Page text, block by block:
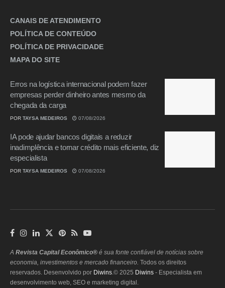
CANAIS DE ATENDIMENTO
POLÍTICA DE CONTEÚDO
POLÍTICA DE PRIVACIDADE
MAPA DO SITE
Erros na logística internacional podem fazer
empresas perder dinheiro antes mesmo da
chegada da carga
POR TAYSA MEDEIROS 07/08/2026
IA pode ajudar bancos digitais a reduzir
inadimplência e tornar crédito mais eficiente, diz
especialista
POR TAYSA MEDEIROS 07/08/2026
A Revista Capital Econômico® é sua fonte confiável de notícias sobre
economia, investimentos e mercado financeiro. Todos os direitos
reservados. Desenvolvido por Diwins .© 2025 Diwins - Especialista em
desenvolvimento web, SEO e marketing digital.